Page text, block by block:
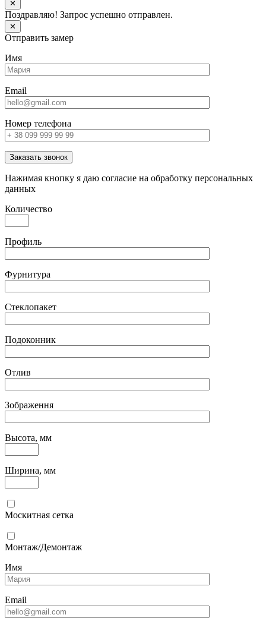
✕
Поздравляю! Запрос успешно отправлен.
✕
Отправить замер
Имя
Email
Номер телефона
Заказать звонок
Нажимая кнопку я даю согласие на обработку персональных
данных
Количество
Профиль
Фурнитура
Стеклопакет
Подоконник
Отлив
Зображення
Высота, мм
Ширина, мм
Москитная сетка
Монтаж/Демонтаж
Имя
Email